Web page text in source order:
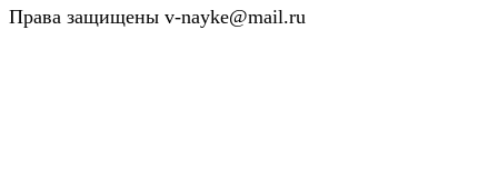
Права защищены v-nayke@mail.ru